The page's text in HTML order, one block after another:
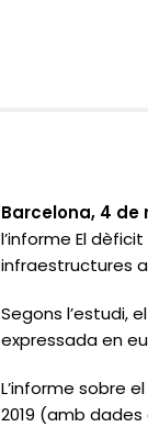
Barcelona, 4 de
l’informeEl
infraestructures
Segons l’estudi,
expressada en
L’informe sobre
2019 (amb